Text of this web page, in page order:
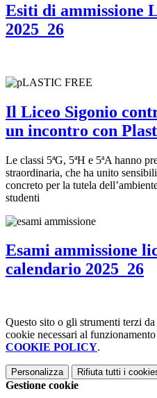
Esiti di ammissione
2025_26
Il Liceo Sigonio
un incontro con
Le classi 5ªG, 5ªH e 5ªA hanno
straordinaria, che ha unito
concreto per la tutela
studenti
Esami ammissione
calendario 2025_26
Questo sito o gli strumenti terzi
cookie necessari al
COOKIE POLICY.
Personalizza Rifiuta tutti i
Gestione cookie